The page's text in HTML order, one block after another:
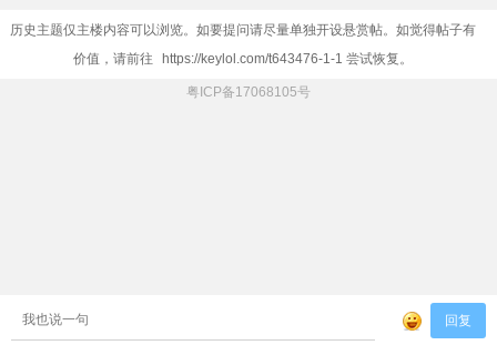
历史主题仅主楼内容可以浏览。如要提问请尽量单独开设悬赏帖。如觉得帖子有
价值，请前往
https://keylol.com/t643476-1-1 尝试恢复。
粤ICP备17068105号